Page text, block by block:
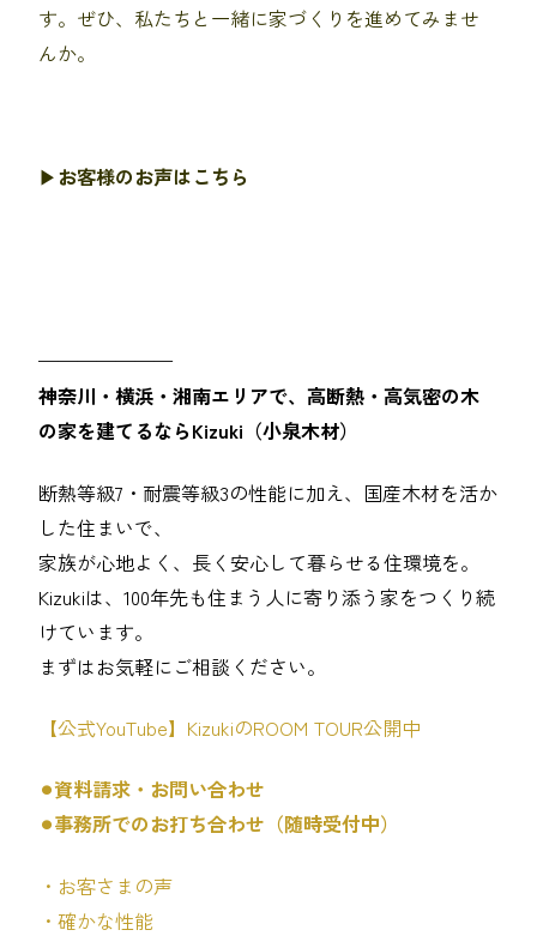
す。ぜひ、私たちと一緒に家づくりを進めてみませ
んか。
▶︎お客様のお声はこちら
———————
神奈川・横浜・湘南エリアで、高断熱・高気密の木
の家を建てるならKizuki（小泉木材）
断熱等級7・耐震等級3の性能に加え、国産木材を活か
した住まいで、
家族が心地よく、長く安心して暮らせる住環境を。
Kizukiは、100年先も住まう人に寄り添う家をつくり続
けています。
まずはお気軽にご相談ください。
【公式YouTube】KizukiのROOM TOUR公開中
⚫︎資料請求・お問い合わせ
⚫︎事務所でのお打ち合わせ（随時受付中）
・お客さまの声
・確かな性能